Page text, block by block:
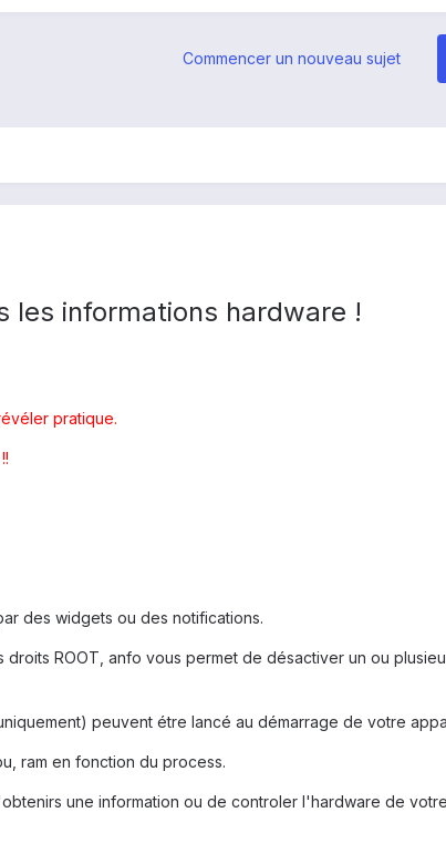
Commencer un nouveau sujet
les informations hardware !
pratique.
des widgets ou des notifications.
ROOT, anfo vous permet de désactiver un ou
peuvent étre lancé au démarrage de votre
ram en fonction du process.
une information ou de controler l'hardware de